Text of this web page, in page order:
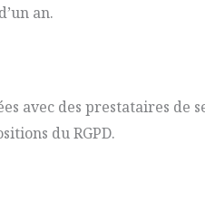
an.
avec des prestataires de
du RGPD.